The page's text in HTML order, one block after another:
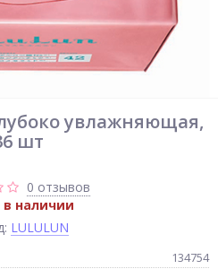
увлажняющая,
шт
0 отзывов
в наличии
LULULUN
134754